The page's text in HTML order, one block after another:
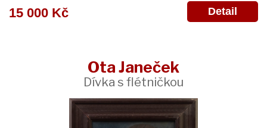
15 000 Kč Detail
Ota Janeček
Dívka s flétničkou